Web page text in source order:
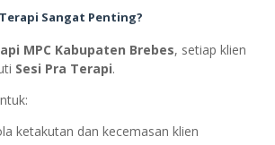
Sangat Penting?
MPC Kabupaten Brebes, setiap klien
Sesi Pra Terapi.
ketakutan dan kecemasan klien